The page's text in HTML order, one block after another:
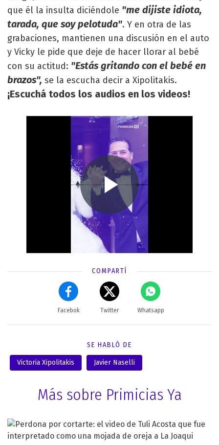
que él la insulta diciéndole "me dijiste idiota,
tarada, que soy pelotuda". Y en otra de las
grabaciones, mantienen una discusión en el auto
y Vicky le pide que deje de hacer llorar al bebé
con su actitud: "Estás gritando con el bebé en
brazos", se la escucha decir a Xipolitakis.
¡Escuchá todos los audios en los videos!
COMPARTÍ
Facebok Twitter Whatsapp
SE HABLÓ DE
Victoria Xipolitakis Javier Naselli
Más sobre Primicias Ya